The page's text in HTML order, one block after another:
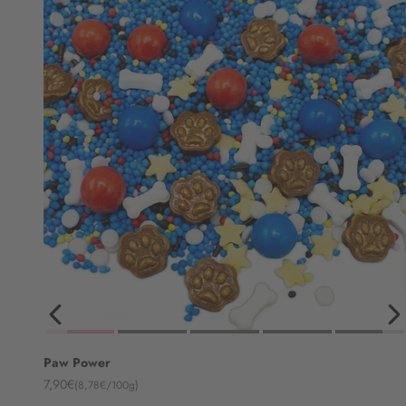
Paw Power
Angebot
7,90€(8,78€/100g)